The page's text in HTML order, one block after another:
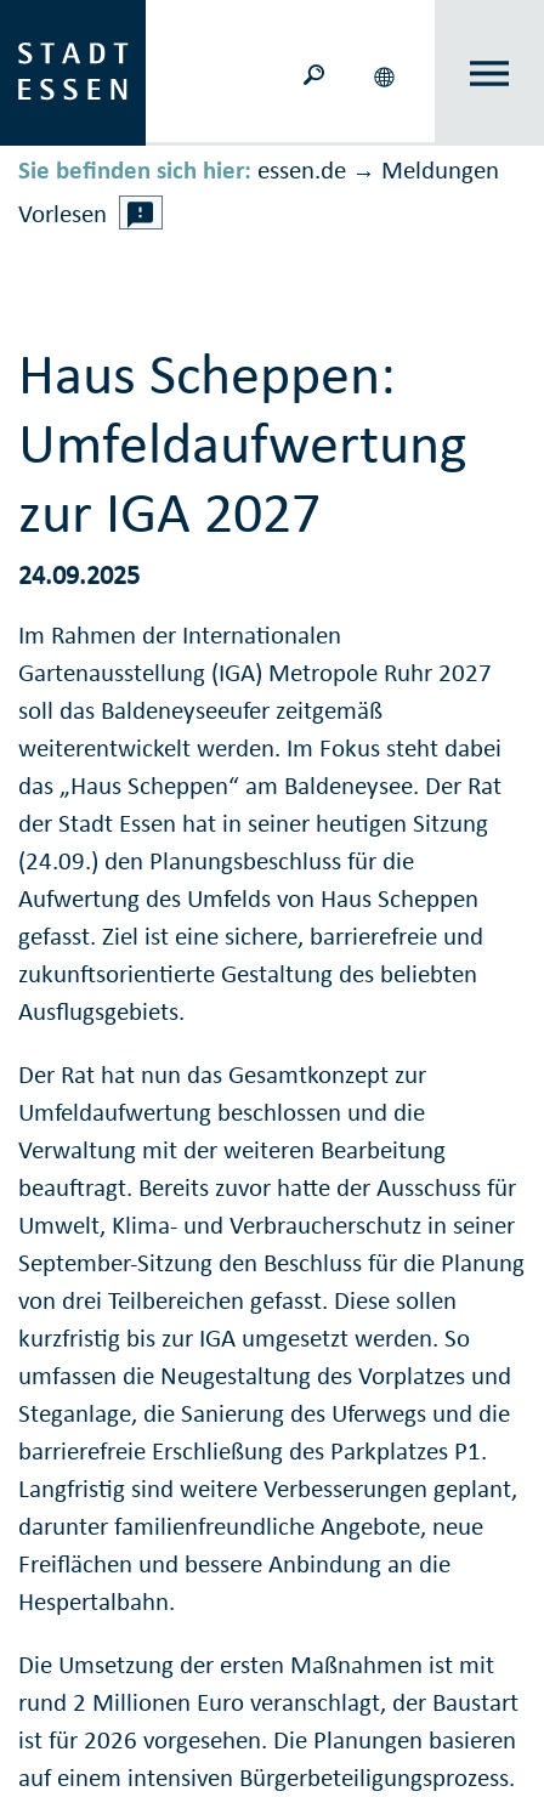
Sie befinden sich hier: essen.de → Meldungen
Vorlesen
Haus Scheppen:
Umfeldaufwertung
zur IGA 2027
24.09.2025
Im Rahmen der Internationalen
Gartenausstellung (IGA) Metropole Ruhr 2027
soll das Baldeneyseeufer zeitgemäß
weiterentwickelt werden. Im Fokus steht dabei
das „Haus Scheppen“ am Baldeneysee. Der Rat
der Stadt Essen hat in seiner heutigen Sitzung
(24.09.) den Planungsbeschluss für die
Aufwertung des Umfelds von Haus Scheppen
gefasst. Ziel ist eine sichere, barrierefreie und
zukunftsorientierte Gestaltung des beliebten
Ausflugsgebiets.
Der Rat hat nun das Gesamtkonzept zur
Umfeldaufwertung beschlossen und die
Verwaltung mit der weiteren Bearbeitung
beauftragt. Bereits zuvor hatte der Ausschuss für
Umwelt, Klima- und Verbraucherschutz in seiner
September-Sitzung den Beschluss für die Planung
von drei Teilbereichen gefasst. Diese sollen
kurzfristig bis zur IGA umgesetzt werden. So
umfassen die Neugestaltung des Vorplatzes und
Steganlage, die Sanierung des Uferwegs und die
barrierefreie Erschließung des Parkplatzes P1.
Langfristig sind weitere Verbesserungen geplant,
darunter familienfreundliche Angebote, neue
Freiflächen und bessere Anbindung an die
Hespertalbahn.
Die Umsetzung der ersten Maßnahmen ist mit
rund 2 Millionen Euro veranschlagt, der Baustart
ist für 2026 vorgesehen. Die Planungen basieren
auf einem intensiven Bürgerbeteiligungsprozess.